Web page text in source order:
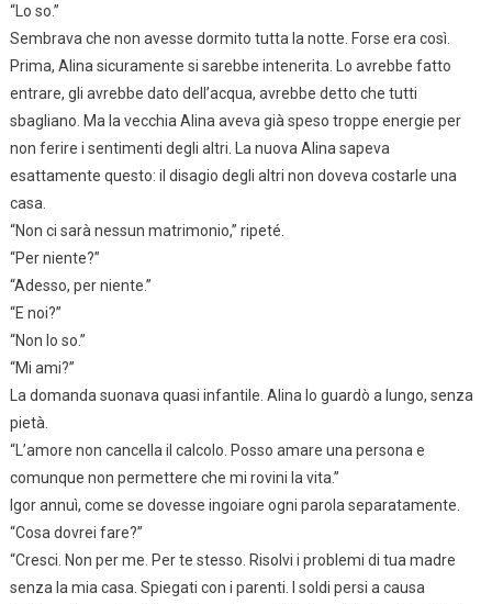
“Lo so.”
Sembrava che non avesse dormito tutta la notte. Forse era così.
Prima, Alina sicuramente si sarebbe intenerita. Lo avrebbe fatto
entrare, gli avrebbe dato dell’acqua, avrebbe detto che tutti
sbagliano. Ma la vecchia Alina aveva già speso troppe energie per
non ferire i sentimenti degli altri. La nuova Alina sapeva
esattamente questo: il disagio degli altri non doveva costarle una
casa.
“Non ci sarà nessun matrimonio,” ripeté.
“Per niente?”
“Adesso, per niente.”
“E noi?”
“Non lo so.”
“Mi ami?”
La domanda suonava quasi infantile. Alina lo guardò a lungo, senza
pietà.
“L’amore non cancella il calcolo. Posso amare una persona e
comunque non permettere che mi rovini la vita.”
Igor annuì, come se dovesse ingoiare ogni parola separatamente.
“Cosa dovrei fare?”
“Cresci. Non per me. Per te stesso. Risolvi i problemi di tua madre
senza la mia casa. Spiegati con i parenti. I soldi persi a causa